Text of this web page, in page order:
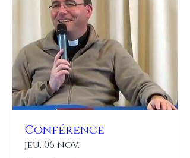
Conférence
jeu. 06 nov.